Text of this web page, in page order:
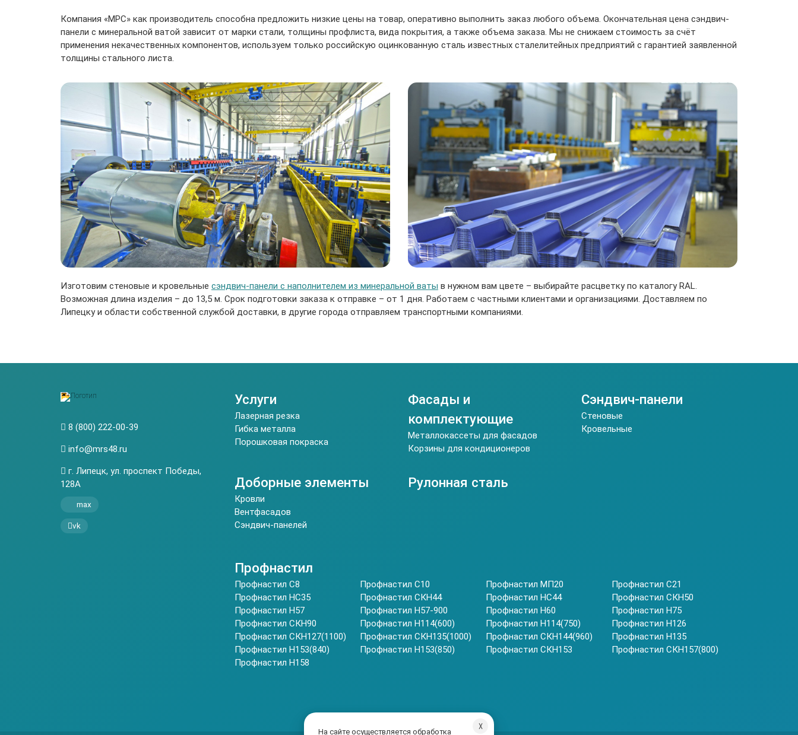
Компания «МРС» как производитель способна предложить низкие цены на товар, оперативно выполнить заказ любого объема. Окончательная цена сэндвич-
панели с минеральной ватой зависит от марки стали, толщины профлиста, вида покрытия, а также объема заказа. Мы не снижаем стоимость за счёт
применения некачественных компонентов, используем только российскую оцинкованную сталь известных сталелитейных предприятий с гарантией заявленной
толщины стального листа.
Изготовим стеновые и кровельные сэндвич-панели с наполнителем из минеральной ваты в нужном вам цвете – выбирайте расцветку по каталогу RAL.
Возможная длина изделия – до 13,5 м. Срок подготовки заказа к отправке – от 1 дня. Работаем с частными клиентами и организациями. Доставляем по
Липецку и области собственной службой доставки, в другие города отправляем транспортными компаниями.
8 (800) 222-00-39
info@mrs48.ru
г. Липецк, ул. проспект Победы,
128А
max
vk
Услуги
Лазерная резка
Гибка металла
Порошковая покраска
Фасады и
комплектующие
Металлокассеты для фасадов
Корзины для кондиционеров
Сэндвич-панели
Стеновые
Кровельные
Доборные элементы
Кровли
Вентфасадов
Сэндвич-панелей
Рулонная сталь
Профнастил
Профнастил C8 Профнастил С10 Профнастил МП20
Профнастил С21
Профнастил НС35
Профнастил СКН44 Профнастил НС44
Профнастил СКН50
Профнастил Н57
Профнастил H57-900 Профнастил Н60
Профнастил Н75
Профнастил СКН90
Профнастил Н114(600) Профнастил Н114(750)
Профнастил Н126
Профнастил СКН127(1100)
Профнастил СКН135(1000) Профнастил СКН144(960)
Профнастил Н135
Профнастил Н153(840)
Профнастил Н153(850) Профнастил СКН153
Профнастил СКН157(800)
Профнастил Н158
На сайте осуществляется обработка
╳